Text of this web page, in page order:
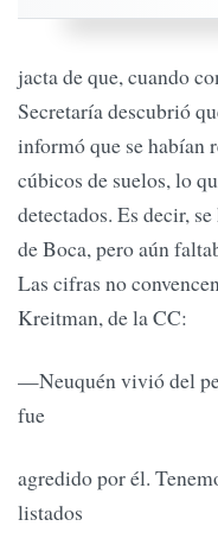
jacta de que, cuando
Secretaría descubrió
informó que se habían
cúbicos de suelos, lo
detectados. Es decir,
de Boca, pero aún
Las cifras no
Kreitman, de la CC:
—Neuquén vivió del
fue
agredido por él.
listados